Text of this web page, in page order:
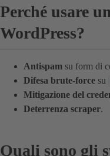
Perché usare
WordPress?
Antispam su form di
Difesa brute-force su
Mitigazione del
Deterrenza scraper.
Quali sono gli